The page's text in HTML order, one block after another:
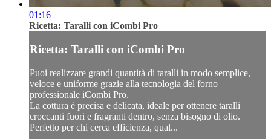
01:16
Ricetta: Taralli con iCombi Pro
Ricetta: Taralli con iCombi Pro
Puoi realizzare grandi quantità di taralli in modo semplice,
veloce e uniforme grazie alla tecnologia del forno
professionale iCombi Pro.
La cottura è precisa e delicata, ideale per ottenere taralli
croccanti fuori e fragranti dentro, senza bisogno di olio.
Perfetto per chi cerca efficienza, qual...